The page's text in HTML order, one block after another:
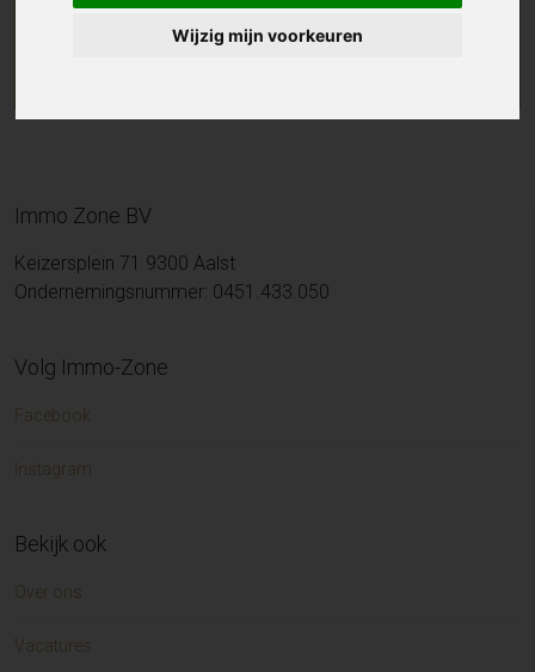
Wijzig mijn voorkeuren
Immo Zone BV
Keizersplein 71 9300 Aalst
Ondernemingsnummer: 0451.433.050
Volg Immo-Zone
Facebook
Instagram
Bekijk ook
Over ons
Vacatures